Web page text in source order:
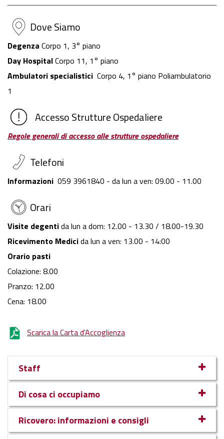
Dove Siamo
Degenza Corpo 1, 3° piano
Day HospitalCorpo 11, 1° piano
Ambulatori specialistici Corpo 4, 1° piano Poliambulatorio
1
Accesso Strutture Ospedaliere
Regole generali di accesso alle strutture ospedaliere
Telefoni
Informazioni 059 3961840 - da lun a ven: 09.00 - 11.00
Orari
Visite degentida lun a dom: 12.00 - 13.30 / 18.00-19.30
Ricevimento Medicida lun a ven: 13.00 - 14:00
Orario pasti
Colazione: 8.00
Pranzo: 12.00
Cena: 18.00
Scarica la Carta d'Accoglienza
Staff
Di cosa ci occupiamo
Ricovero: informazioni e consigli